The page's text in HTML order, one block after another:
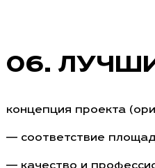
концепция проекта
— соответствие
— качество и